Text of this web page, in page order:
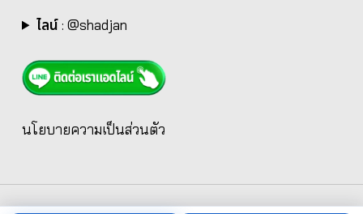
ไลน์: @shadjan
นโยบายความเป็นส่วนตัว